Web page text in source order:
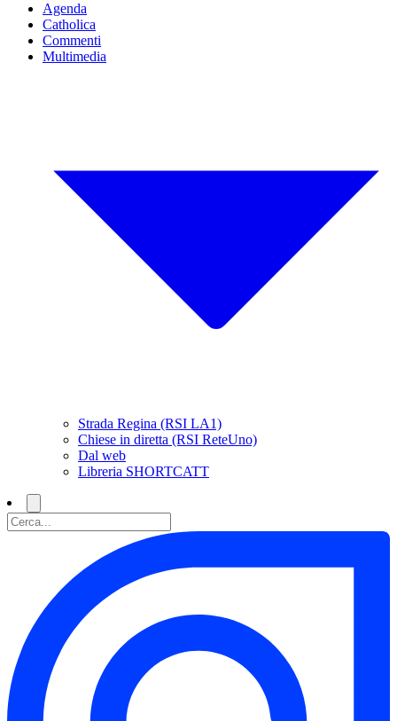
Agenda
Catholica
Commenti
Multimedia
Strada Regina (RSI LA1)
Chiese in diretta (RSI ReteUno)
Dal web
Libreria SHORTCATT